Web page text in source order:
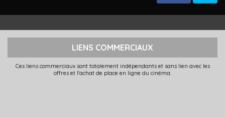
LIENS COMMERCIAUX
Ces liens commerciaux sont totalement indépendants et sans lien avec les
offres et l'achat de place en ligne du cinéma.